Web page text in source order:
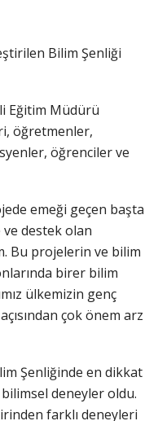
Bilim Şenliği
Eğitim Müdürü
öğretmenler,
öğrenciler ve
emeği geçen başta
destek olan
Bu projelerin ve bilim
birer bilim
ülkemizin genç
çok önem arz
Şenliğinde en dikkat
deneyler oldu.
farklı deneyleri